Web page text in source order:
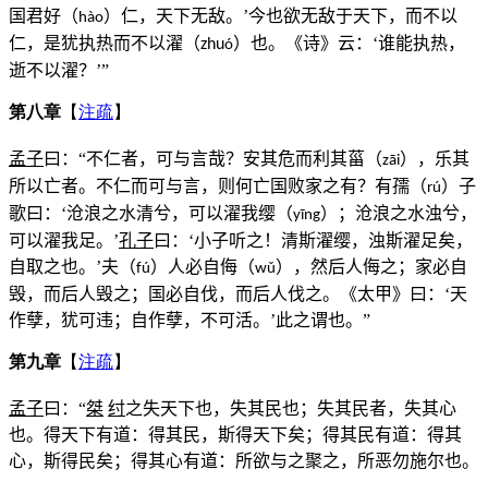
国君好（ hào）仁，天下无敌。’今也欲无敌于天下，而不以
仁，是犹执热而不以濯（zhuó）也。《诗》云：‘谁能执热，
逝不以濯？’”
第八章 【注疏】
孟子曰：“不仁者，可与言哉？安其危而利其菑（zāi），乐其
所以亡者。不仁而可与言，则何亡国败家之有？有孺（rú）子
歌曰：‘沧浪之水清兮，可以濯我缨（yīng）；沧浪之水浊兮，
可以濯我足。’孔子曰：‘小子听之！清斯濯缨，浊斯濯足矣，
自取之也。’夫（fú）人必自侮（wǔ），然后人侮之；家必自
毁，而后人毁之；国必自伐，而后人伐之。《太甲》曰：‘天
作孽，犹可违；自作孽，不可活。’此之谓也。”
第九章 【注疏】
孟子曰：“桀 纣之失天下也，失其民也；失其民者，失其心
也。得天下有道：得其民，斯得天下矣；得其民有道：得其
心，斯得民矣；得其心有道：所欲与之聚之，所恶勿施尔也。